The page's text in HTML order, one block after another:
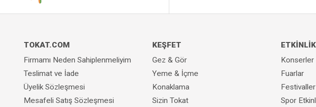
TOKAT.COM
Firmamı Neden Sahiplenmeliyim
Teslimat ve İade
Üyelik Sözleşmesi
Mesafeli Satış Sözleşmesi
KEŞFET
Gez & Gör
Yeme & İçme
Konaklama
Sizin Tokat
Konserler
Fuarlar
Festivaller
Spor